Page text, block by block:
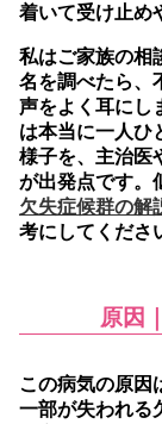
着いて受け止め
私はご家族の相
名を調べたら、
声をよく耳にし
は本当に一人ひ
様子を、主治医
が出発点です。
欠失症候群の解
考にしてくださ
原因
この病気の原因
一部が失われる